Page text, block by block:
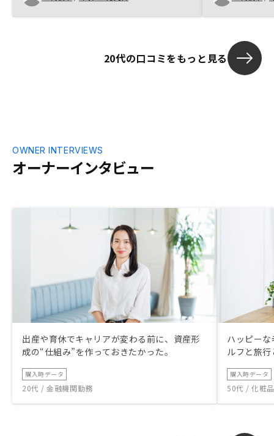
ものであるため安心して選ぶことができま
した。また、営業の方から納得の行くまで
え、相対的に見てもお堅い運用であると判
感じ、購入を
20代の口コミをもっと見る
オーナーインタビュー
OWNER INTERVIEWS
出産や育休でキャリアが変わる前に、資産形
成の“仕組み”を作っておきたかった。
購入時データ
20代 / 金融機関勤務
ハッピー
ルフと旅
購入時データ
50代 / 化粧